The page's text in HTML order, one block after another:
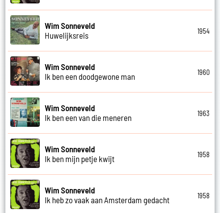
Wim Sonneveld
Huwelijksreis
1954
Wim Sonneveld
Ik ben een doodgewone man
1960
Wim Sonneveld
Ik ben een van die meneren
1963
Wim Sonneveld
Ik ben mijn petje kwijt
1958
Wim Sonneveld
Ik heb zo vaak aan Amsterdam gedacht
1958